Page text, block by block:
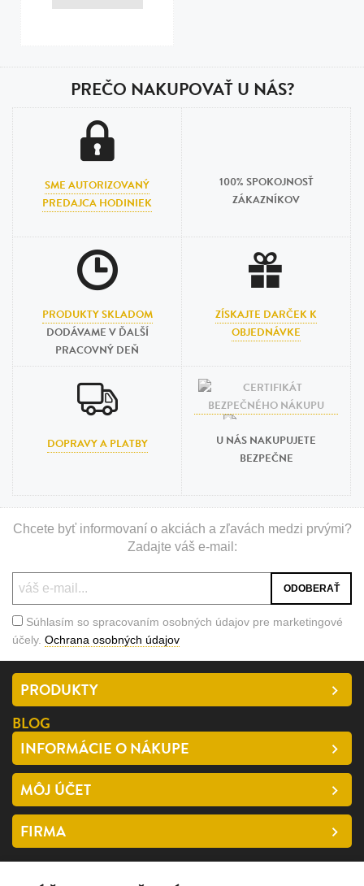
PREČO NAKUPOVAŤ U NÁS?
SME AUTORIZOVANÝ
PREDAJCA HODINIEK
100% SPOKOJNOSŤ
ZÁKAZNÍKOV
PRODUKTY SKLADOM
DODÁVAME V ĎALŠÍ
PRACOVNÝ DEŇ
ZÍSKAJTE DARČEK K
OBJEDNÁVKE
DOPRAVY A PLATBY
U NÁS NAKUPUJETE
BEZPEČNE
Chcete byť informovaní o akciách a zľavách medzi prvými?
Zadajte váš e-mail:
Súhlasím so spracovaním osobných údajov pre marketingové
účely. Ochrana osobných údajov
PRODUKTY
BLOG
INFORMÁCIE O NÁKUPE
MÔJ ÚČET
FIRMA